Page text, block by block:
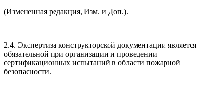
(Измененная редакция, Изм. и Доп.).
2.4. Экспертиза конструкторской документации является
обязательной при организации и проведении
сертификационных испытаний в области пожарной
безопасности.